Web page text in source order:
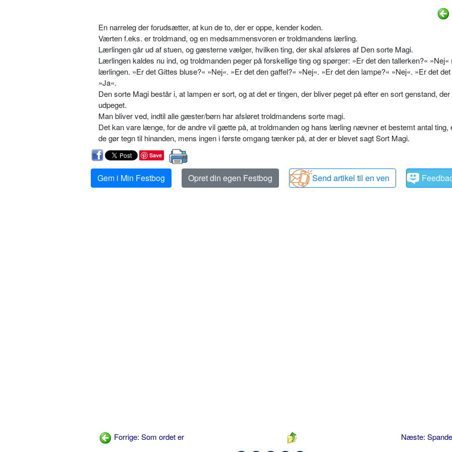
En narreleg der forudsætter, at kun de to, der er oppe, kender koden.
Værten f.eks. er troldmand, og en medsammensvoren er troldmandens lærling.
Lærlingen går ud af stuen, og gæsterne vælger, hvilken ting, der skal afsløres af Den sorte Magi.
Lærlingen kaldes nu ind, og troldmanden peger på forskellige ting og spørger: »Er det den tallerken?« »Nej«
lærlingen. »Er det Gittes bluse?« »Nej«. »Er det den gaffel?« »Nej«. »Er det den lampe?« »Nej«. »Er det
»Ja«.
Den sorte Magi består i, at lampen er sort, og at det er tingen, der bliver peget på efter en sort genstand, der
udpeget.
Man bliver ved, indtil alle gæster/børn har afsløret troldmandens sorte magi.
Det kan vare længe, for de andre vil gætte på, at troldmanden og hans lærling nævner et bestemt antal ting,
de gør tegn til hinanden, mens ingen i første omgang tænker på, at der er blevet sagt Sort Magi.
Save
Gem i Min Festbog Opret din egen Festbog Send artikel til en ven
Forrige: Som ordet er
Næste: